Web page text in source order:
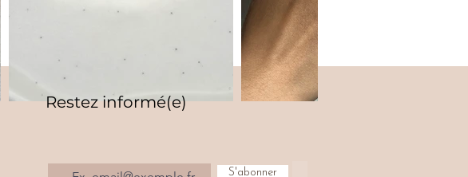
Restez informé(e)
S'abonner